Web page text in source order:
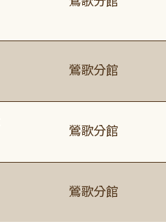
鶯歌分館
鶯歌分館
鶯歌分館